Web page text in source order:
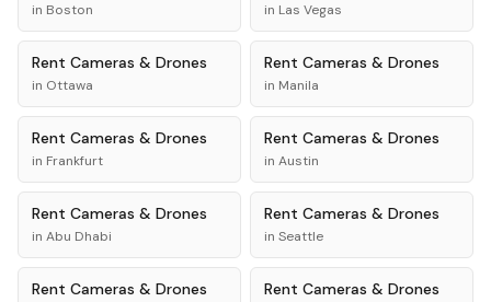
in Boston in Las Vegas
Rent Cameras & Drones
in Ottawa
Rent Cameras & Drones
in Manila
Rent Cameras & Drones
in Frankfurt
Rent Cameras & Drones
in Austin
Rent Cameras & Drones
in Abu Dhabi
Rent Cameras & Drones
in Seattle
Rent Cameras & Drones Rent Cameras & Drones